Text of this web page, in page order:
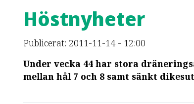
Höstnyheter
Publicerat: 2011-11-14 - 12:00
Under vecka 44 har stora
mellan hål 7 och 8 samt sänkt